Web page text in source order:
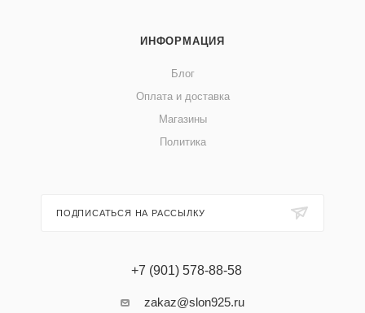
ИНФОРМАЦИЯ
Блог
Оплата и доставка
Магазины
Политика
ПОДПИСАТЬСЯ НА РАССЫЛКУ
+7 (901) 578-88-58
zakaz@slon925.ru